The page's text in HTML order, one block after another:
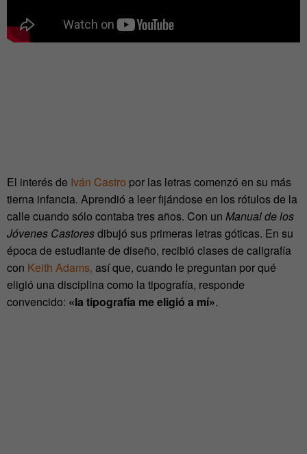
El interés de Iván Castro por las letras comenzó en su más
tierna infancia. Aprendió a leer fijándose en los rótulos de la
calle cuando sólo contaba tres años. Con un Manual de los
Jóvenes Castoresdibujó sus primeras letras góticas. En su
época de estudiante de diseño, recibió clases de caligrafía
con Keith Adams, así que, cuando le preguntan por qué
eligió una disciplina como la tipografía, responde
convencido: «la tipografía me eligió a mí».